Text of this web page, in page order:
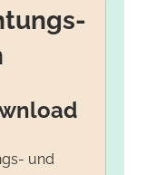
und